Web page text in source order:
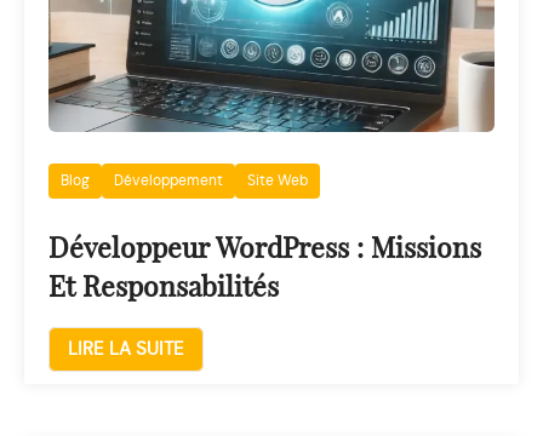
Blog Développement Site Web
Développeur WordPress : Missions
Et Responsabilités
LIRE LA SUITE